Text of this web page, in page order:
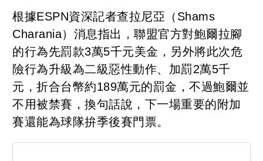
根據ESPN資深記者查拉尼亞（Shams
Charania）消息指出，聯盟官方對鮑爾拉腳
的行為先罰款3萬5千元美金，另外將此次危
險行為升級為二級惡性動作、加罰2萬5千
元，折合台幣約189萬元的罰金，不過鮑爾並
不用被禁賽，換句話說，下一場重要的附加
賽還能為球隊拚季後賽門票。